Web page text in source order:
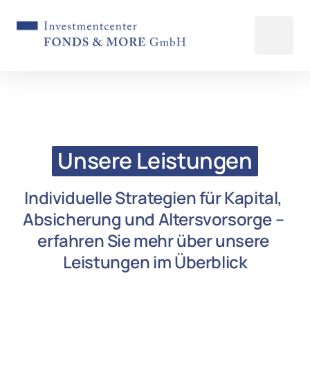
Unsere Leistungen
Individuelle Strategien für Kapital,
Absicherung und Altersvorsorge –
erfahren Sie mehr über unsere
Leistungen im Überblick